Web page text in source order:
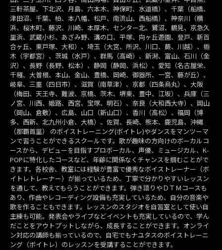
三軒茶屋、下北沢、月島、六本木、神保町、水道橋）、千葉（船橋、
津田沼、千葉、柏、本八幡、松戸、南流山、西船橋）、神奈川（横
浜、桜木町、藤沢、川崎、本厚木、センター北、鷺沼、鶴見、京急久
里浜、武蔵小杉、あざみ野、溝の口、平塚、向ヶ丘遊園、登戸、新百
合ヶ丘、東戸塚、大和）、埼玉（大宮、所沢、川口、蕨、川越）、栃
木（宇都宮）、茨城（水戸）、群馬（高崎）、新潟、富山、石川（金
沢）、長野（長野、松本）、静岡（静岡、浜松）、愛知（名古屋栄、
千種、大曽根、本山、金山、豊橋、岡崎、御器所、一宮、藤が丘）、
岐阜、三重（四日市）、滋賀（南草津）、京都（四条烏丸）、大阪
（梅田、天王寺、難波、京橋、茨木、堺東、豊中、江坂）、兵庫（三
ノ宮、川西、姫路、西宮、宝塚、明石）、奈良（大和西大寺）、岡山
（岡山、倉敷）、広島、山口（新山口）、香川（高松）、福岡（博
多、西新、北九州小倉、大橋）、佐賀、長崎、熊本、鹿児島、沖縄
（那覇首里） のボイストレーニング(ボイトレ)やダンスをマンツーマ
ンで習うことができるスクールです。歌が趣味の方向けのボーカルコ
ースから、デビューを目指すプロボーカル、声優、ミュージカル、K-
POPに特化したコースなど、年齢に関係なくチャンスを掴むことがで
きます。各校舎、教室には経験が豊富で優秀なボイストレーナー（ボ
イトレトレーナー）が揃っているため、丁寧で分かりやすいレッスン
を通して、教えてもらうことができます。弾き語りやＤＴＭコースも
あり、作曲やレコーディング設備も充実しているため、自分の音楽や
歌を作ることもできます。レッスンのスタジオを自習室として使い自
主練も可能。発表会やライブなどイベントも充実しているので、学ん
だことをアウトプットしながら、成長することができます。オンライ
ン対応の講師も揃っているので、自宅でもナユタスのボイストレーニ
ング（ボイトレ）のレッスンを受講することができます。